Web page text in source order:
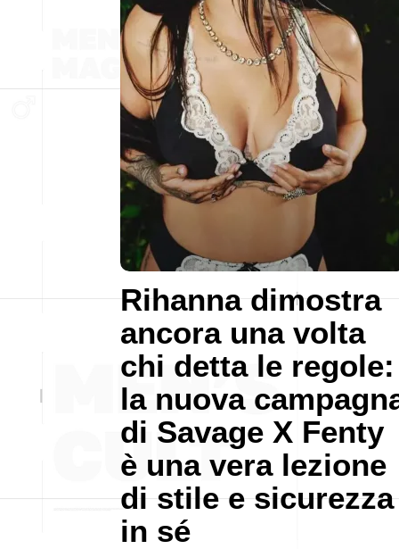
Rihanna dimostra
ancora una volta
chi detta le regole:
la nuova
di Savage X Fenty
è una vera lezione
di stile e sicurezza
in sé